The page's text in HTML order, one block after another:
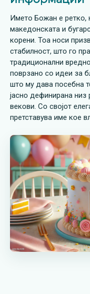
Името Божан е ретко,
македонската и
корени. Тоа носи
стабилност, што го
традиционални
поврзано со идеи за
што му дава посебна
јасно дефинирана
векови. Со својот
претставува име кое